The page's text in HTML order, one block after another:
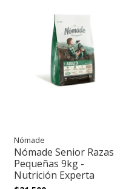
Nómade
Nómade Senior Razas
Pequeñas 9kg -
Nutrición Experta